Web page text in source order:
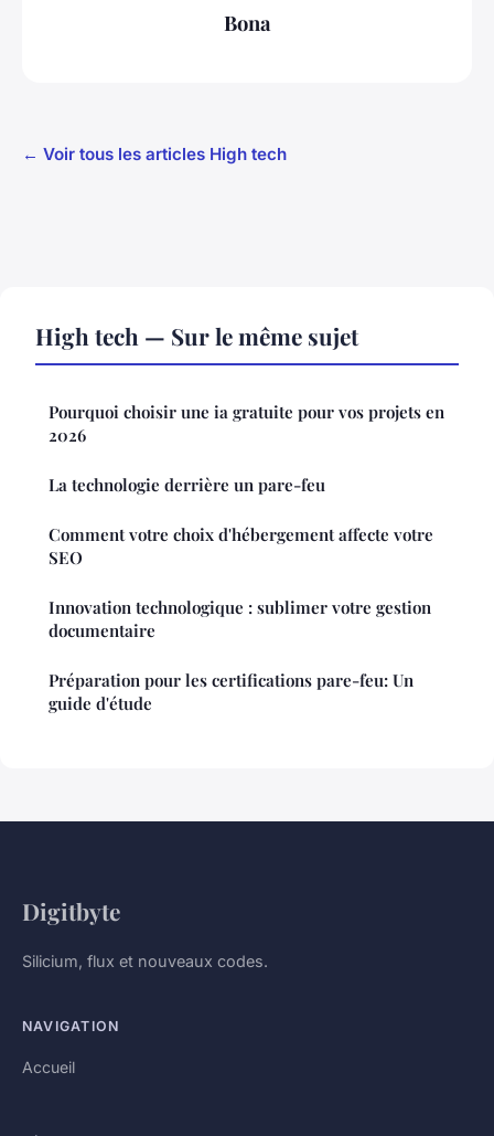
Bona
← Voir tous les articles High tech
High tech — Sur le même sujet
Pourquoi choisir une ia gratuite pour vos projets en
2026
La technologie derrière un pare-feu
Comment votre choix d'hébergement affecte votre
SEO
Innovation technologique : sublimer votre gestion
documentaire
Préparation pour les certifications pare-feu: Un
guide d'étude
Digitbyte
Silicium, flux et nouveaux codes.
NAVIGATION
Accueil